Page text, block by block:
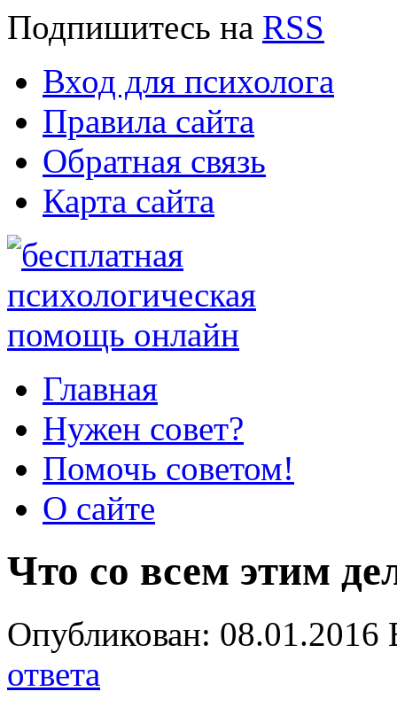
Подпишитесь на RSS
Вход для психолога
Правила сайта
Обратная связь
Карта сайта
Главная
Нужен совет?
Помочь советом!
О сайте
Что со всем этим
Опубликован:
ответа